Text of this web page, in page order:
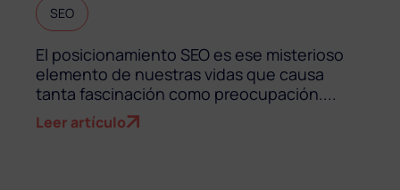
SEO
El posicionamiento SEO es ese misterioso
elemento de nuestras vidas que causa
tanta fascinación como preocupación....
Leer artículo